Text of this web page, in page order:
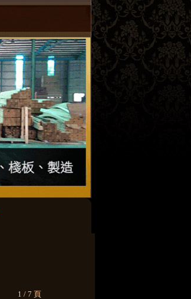
棧板最好不要用？
1 / 7 頁